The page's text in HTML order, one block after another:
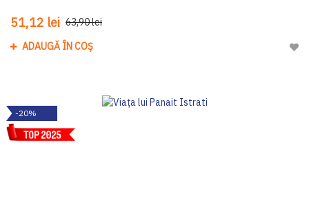
51,12 lei 63,90 lei
ADAUGĂ ÎN COȘ
-20%